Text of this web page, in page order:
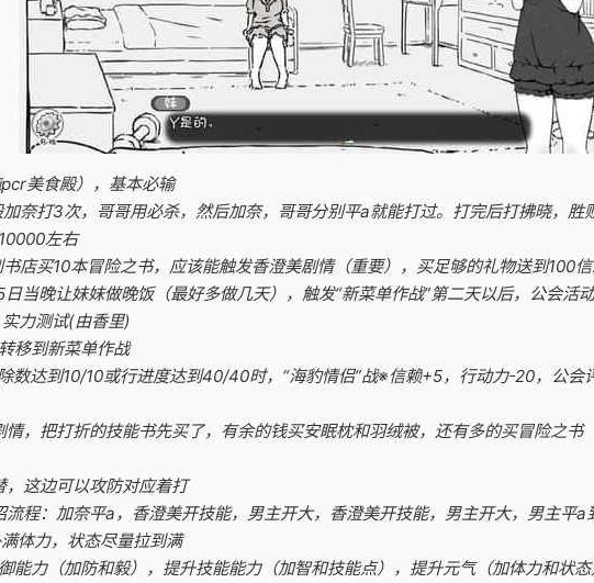
美食殿），基本必输
奈打3次，哥哥用必杀，然后加奈，哥哥分别平a就能打过。打完后打拂晓，
左右
店买10本冒险之书，应该能触发香澄美剧情（重要），买足够的礼物送到100
当晚让妹妹做晚饭（最好多做几天），触发“新菜单作战”第二天以后，公会活
力测试(由香里)
移到新菜单作战
数达到10/10或行进度达到40/40时，“海豹情侣”战※信赖+5，行动力-20，公
，把打折的技能书先买了，有余的钱买安眠枕和羽绒被，还有多的买冒险之
这边可以攻防对应着打
程：加奈平a，香澄美开技能，男主开大，香澄美开技能，男主开大，男主平a
体力，状态尽量拉到满
能力（加防和毅），提升技能能力（加智和技能点），提升元气（加体力和状